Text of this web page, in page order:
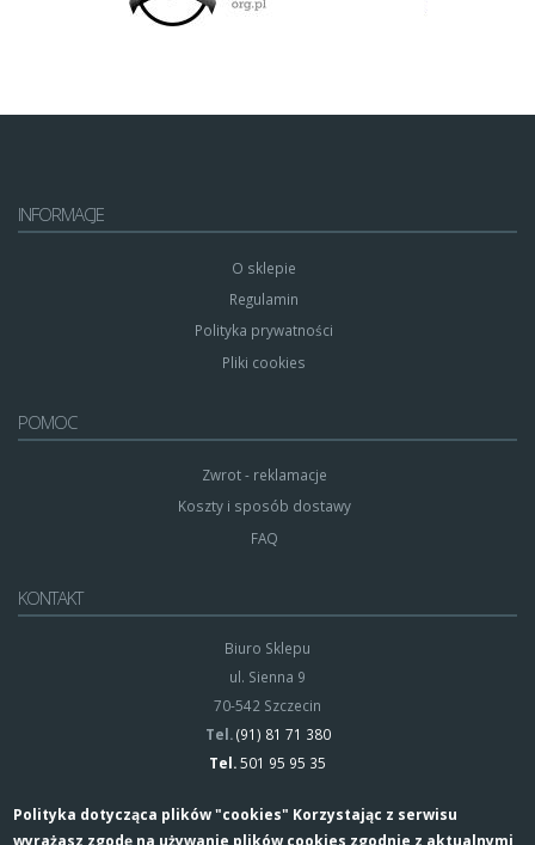
INFORMACJE
O sklepie
Regulamin
Polityka prywatności
Pliki cookies
POMOC
Zwrot - reklamacje
Koszty i sposób dostawy
FAQ
KONTAKT
Biuro Sklepu
ul. Sienna 9
70-542 Szczecin
Tel.(91) 81 71 380
Tel.501 95 95 35
Polityka dotycząca plików "cookies" Korzystając z serwisu
wyrażasz zgodę na używanie plików cookies zgodnie z aktualnymi